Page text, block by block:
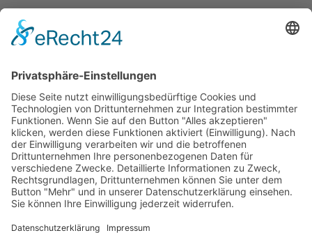
Montag - Freitag: 7.30 bis 17.30 Uhr
Samstag 8.30 bis 13.30 Uhr
nach Terminabsprache
Interessant für Sie?
Kontakt
Bonuskarte
Über uns
Stellenangebote
Beratungstermin vereinbaren